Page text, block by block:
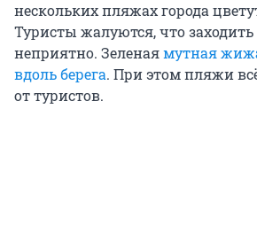
нескольких пляжах города
Туристы жалуются, что
неприятно. Зеленаямутная
вдоль берега. При этом пляжи
от туристов.